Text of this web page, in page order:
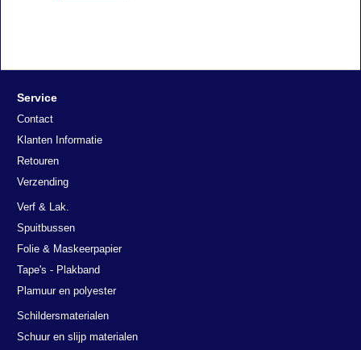
Service
Contact
Klanten Informatie
Retouren
Verzending
Verf & Lak.
Spuitbussen
Folie & Maskeerpapier
Tape's - Plakband
Plamuur en polyester
Schildersmaterialen
Schuur en slijp materialen